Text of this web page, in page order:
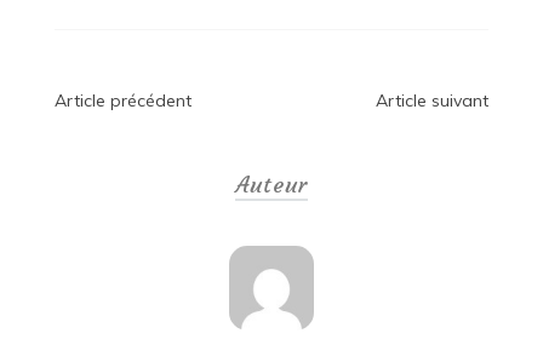
Navigation
Article précédent Article suivant
Auteur